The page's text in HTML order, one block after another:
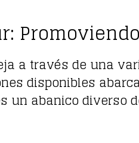
a través de una
disponibles
un abanico diverso